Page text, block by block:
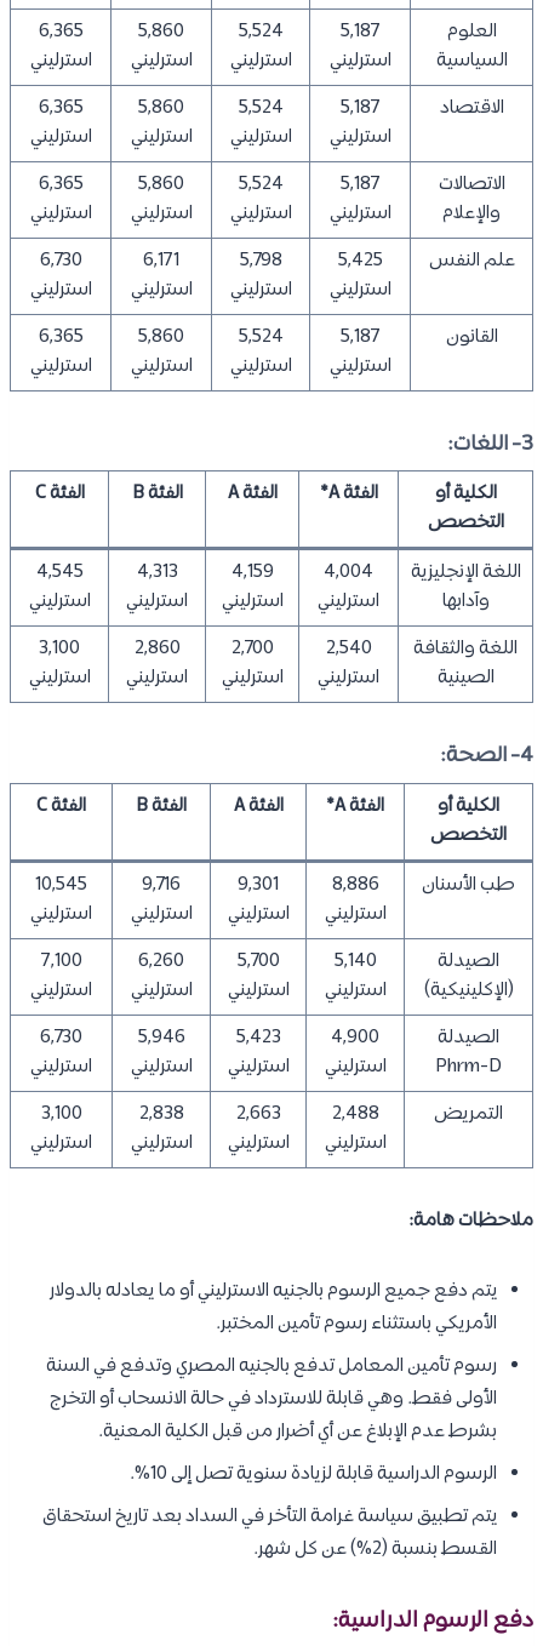
العلوم
السياسية
5,187
استرليني
5,524
استرليني
5,860
استرليني
6,365
استرليني
الاقتصاد
5,187
استرليني
5,524
استرليني
5,860
استرليني
6,365
استرليني
الاتصالات
والإعلام
5,187
استرليني
5,524
استرليني
5,860
استرليني
6,365
استرليني
علم النفس
5,425
استرليني
5,798
استرليني
6,171
استرليني
6,730
استرليني
القانون
5,187
استرليني
5,524
استرليني
5,860
استرليني
6,365
استرليني
3- اللغات:
الكلية أو
التخصص
الفئة A* الفئة A الفئة B الفئة C
اللغة الإنجليزية
وآدابها
4,004
استرليني
4,159
استرليني
4,313
استرليني
4,545
استرليني
اللغة والثقافة
الصينية
2,540
استرليني
2,700
استرليني
2,860
استرليني
3,100
استرليني
4- الصحة:
الكلية أو
التخصص
الفئة A* الفئة A الفئة B الفئة C
طب الأسنان
8,886
استرليني
9,301
استرليني
9,716
استرليني
10,545
استرليني
الصيدلة
(الإكلينيكية)
5,140
استرليني
5,700
استرليني
6,260
استرليني
7,100
استرليني
الصيدلة
Phrm-D
4,900
استرليني
5,423
استرليني
5,946
استرليني
6,730
استرليني
التمريض
2,488
استرليني
2,663
استرليني
2,838
استرليني
3,100
استرليني
ملاحظات هامة:
يتم دفع جميع الرسوم بالجنيه الاسترليني أو ما يعادله بالدولار
الأمريكي باستثناء رسوم تأمين المختبر.
رسوم تأمين المعامل تدفع بالجنيه المصري وتدفع في السنة
الأولى فقط. وهي قابلة للاسترداد في حالة الانسحاب أو التخرج
بشرط عدم الإبلاغ عن أي أضرار من قبل الكلية المعنية.
الرسوم الدراسية قابلة لزيادة سنوية تصل إلى 10%.
يتم تطبيق سياسة غرامة التأخر في السداد بعد تاريخ استحقاق
القسط بنسبة (2%) عن كل شهر.
دفع الرسوم الدراسية: